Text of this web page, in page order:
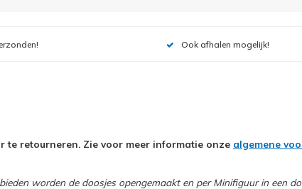
Ook afhalen mogelijk!
te retourneren. Zie voor meer informatie onze algemene
worden de doosjes opengemaakt en per Minifiguur in een